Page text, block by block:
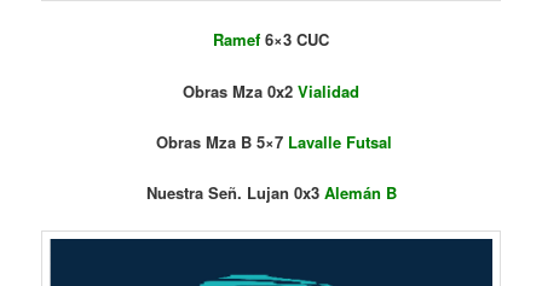
Ramef 6×3 CUC
Obras Mza 0x2 Vialidad
Obras Mza B 5×7 Lavalle Futsal
Nuestra Señ. Lujan 0x3 Alemán B